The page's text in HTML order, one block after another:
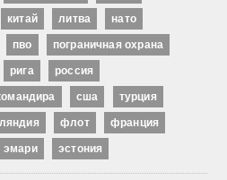
китай литва нато
пво пограничная охрана
рига россия
сша турция
флот франция
эмари эстония